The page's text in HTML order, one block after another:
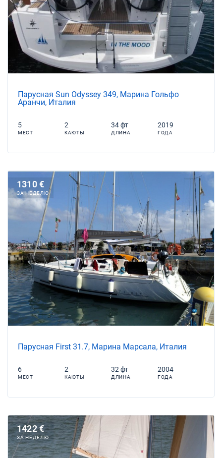
Парусная Sun Odyssey 349, Марина Гольфо
Аранчи, Италия
5
МЕСТ
2
КАЮТЫ
34 фт
ДЛИНА
2019
ГОДА
1310 €
ЗА НЕДЕЛЮ
Парусная First 31.7, Марина Марсала, Италия
6
МЕСТ
2
КАЮТЫ
32 фт
ДЛИНА
2004
ГОДА
1422 €
ЗА НЕДЕЛЮ